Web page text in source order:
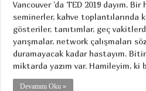
Vancouver ‘da TED 2019 dayım.
seminerler, kahve toplantılarında
gösteriler, tanıtımlar, geç
yarışmalar, network çalışmaları
duramayacak kadar hastayım.
miktarda yazım var. Hamileyim, ki
Devamını Oku »